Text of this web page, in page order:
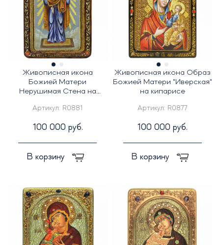
Живописная икона
Божией Матери
Нерушимая Стена на
Артикул: R0881
100 000 руб.
В корзину
Живописная икона Образ
Божией Матери "Иверская"
на кипарисе
Артикул: R0877
100 000 руб.
В корзину